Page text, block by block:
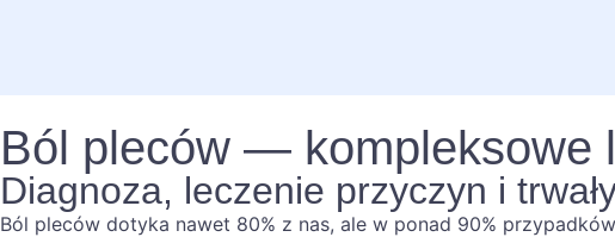
Ból pleców — kompleksowe
Diagnoza, leczenie przyczyn i
Ból pleców dotyka nawet 80% z nas, ale w ponad 90%